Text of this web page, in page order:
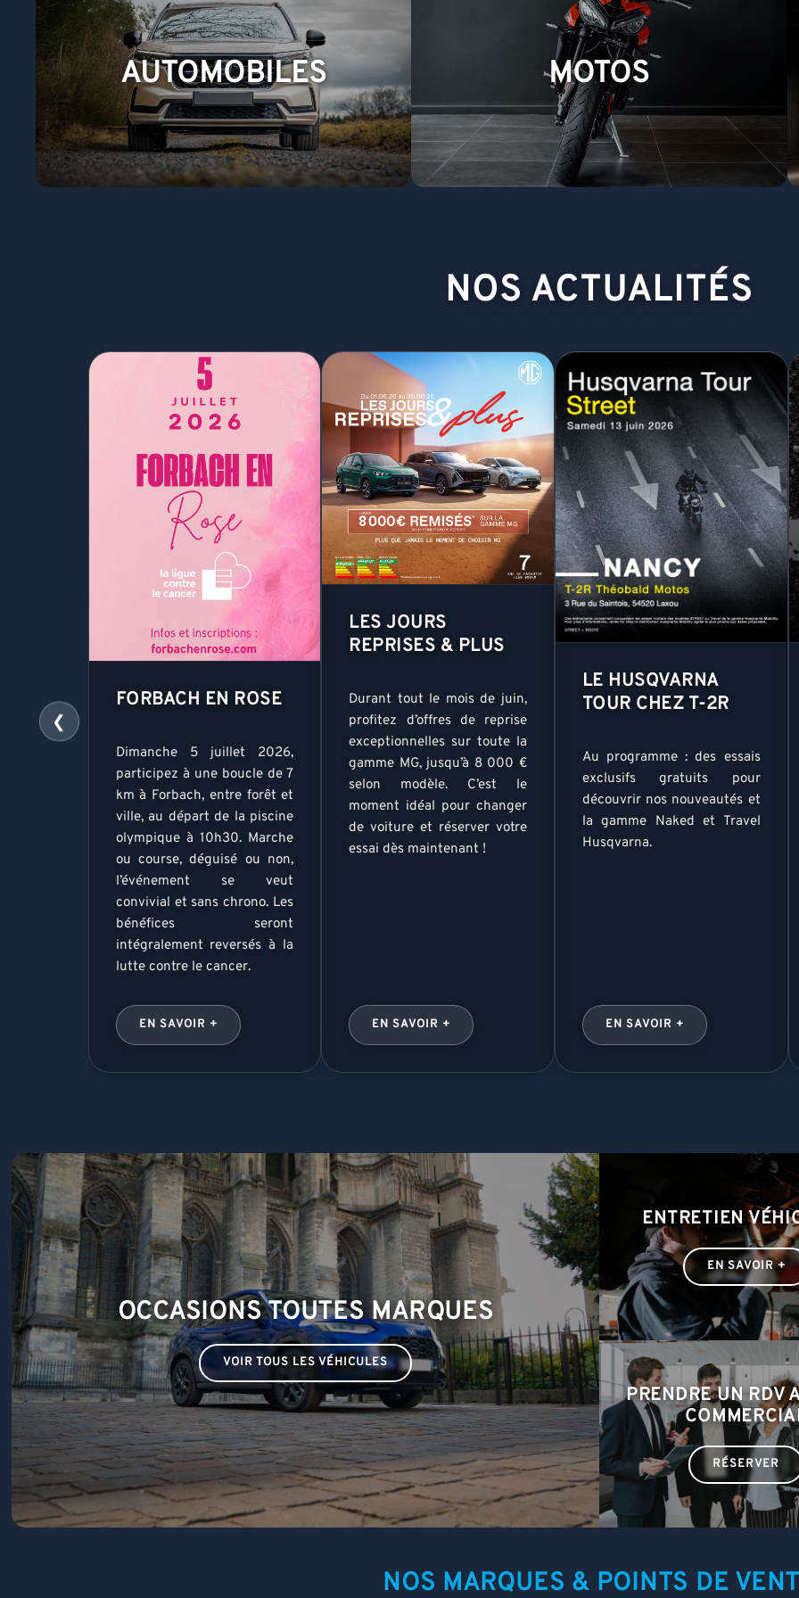
AUTOMOBILES MOTOS
NOS ACTUALITÉS
❮
FORBACH EN ROSE
Dimanche 5 juillet 2026,
participez à une boucle de 7
km à Forbach, entre forêt et
ville, au départ de la piscine
olympique à 10h30. Marche
ou course, déguisé ou non,
l’événement se veut
convivial et sans chrono. Les
bénéfices seront
intégralement reversés à la
lutte contre le cancer.
EN SAVOIR +
LES JOURS
REPRISES & PLUS
Durant tout le mois de juin,
profitez d’offres de reprise
exceptionnelles sur toute la
gamme MG, jusqu’à 8 000 €
selon modèle. C’est le
moment idéal pour changer
de voiture et réserver votre
essai dès maintenant !
EN SAVOIR +
LE HUSQVARNA
TOUR CHEZ T-2R
Au programme : des essais
exclusifs gratuits pour
découvrir nos nouveautés et
la gamme Naked et Travel
Husqvarna.
EN SAVOIR +
OCCASIONS TOUTES MARQUES
VOIR TOUS LES VÉHICULES
ENTRETIEN
EN SAVOIR +
PRENDRE UN RDV
RÉSERVER
NOS MARQUES & POINTS DE